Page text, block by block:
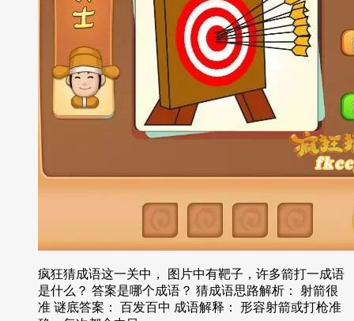
疯狂猜成语这一关中， 图片中有靶子，许多箭打一成语
是什么？ 答案是哪个成语？ 猜成语思路解析： 射箭很
准 谜底答案： 百发百中 成语解释： 形容射箭或打枪准